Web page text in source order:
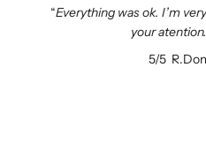
Everything was ok. I’m
your
5/5